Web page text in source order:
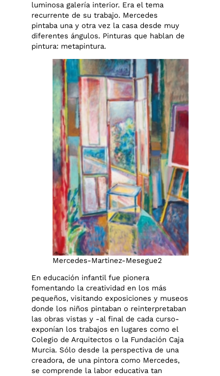
luminosa galería interior. Era el tema
recurrente de su trabajo. Mercedes
pintaba una y otra vez la casa desde muy
diferentes ángulos. Pinturas que hablan de
pintura: metapintura.
Mercedes-Martinez-Mesegue2
En educación infantil fue pionera
fomentando la creatividad en los más
pequeños, visitando exposiciones y museos
donde los niños pintaban o reinterpretaban
las obras vistas y -al final de cada curso-
exponían los trabajos en lugares como el
Colegio de Arquitectos o la Fundación Caja
Murcia. Sólo desde la perspectiva de una
creadora, de una pintora como Mercedes,
se comprende la labor educativa tan